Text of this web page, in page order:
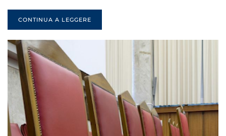
CONTINUA A LEGGERE